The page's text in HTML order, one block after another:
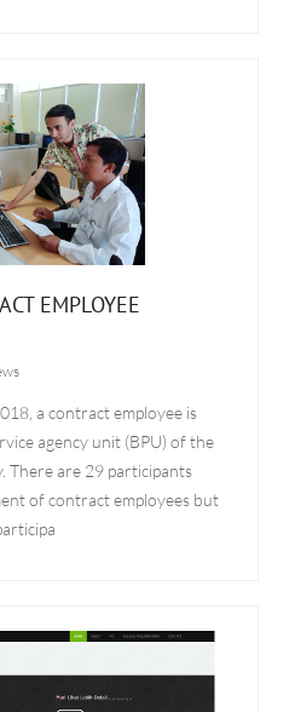
EMPLOYEE
a contract employee is
agency unit (BPU) of the
There are 29 participants
of contract employees but